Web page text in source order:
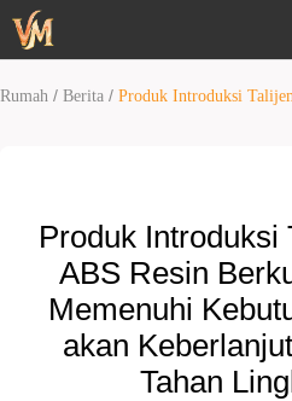
Rumah / Berita / Produk Introduksi
Produk Introduksi
ABS Resin
Memenuhi
akan
Tahan